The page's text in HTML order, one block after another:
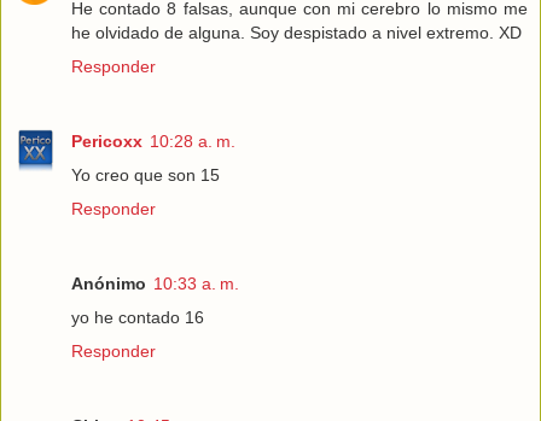
He contado 8 falsas, aunque con mi cerebro lo mismo me
he olvidado de alguna. Soy despistado a nivel extremo. XD
Responder
Pericoxx 10:28 a. m.
Yo creo que son 15
Responder
Anónimo 10:33 a. m.
yo he contado 16
Responder